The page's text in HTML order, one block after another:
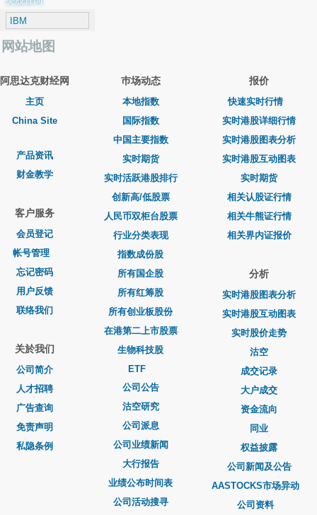
网站地图
阿思达克财经网
主页
China Site
产品资讯
财金教学
客户服务
会员登记
帐号管理
忘记密码
用户反馈
联络我们
关於我们
公司简介
人才招聘
广告查询
免责声明
私隐条例
巿场动态
本地指数
国际指数
中国主要指数
实时期货
实时活跃港股排行
创新高/低股票
人民币双柜台股票
行业分类表现
指数成份股
所有国企股
所有红筹股
所有创业板股份
在港第二上市股票
生物科技股
ETF
公司公告
沽空研究
公司派息
公司业绩新闻
大行报告
业绩公布时间表
公司活动搜寻
报价
快速实时行情
实时港股详细行情
实时港股图表分析
实时港股互动图表
实时期货
相关认股证行情
相关牛熊证行情
相关界内证报价
分析
实时港股图表分析
实时港股互动图表
实时股价走势
沽空
成交记录
大户成交
资金流向
同业
权益披露
公司新闻及公告
AASTOCKS市场异动
公司资料